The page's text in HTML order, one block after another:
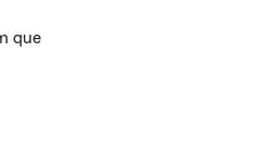
que